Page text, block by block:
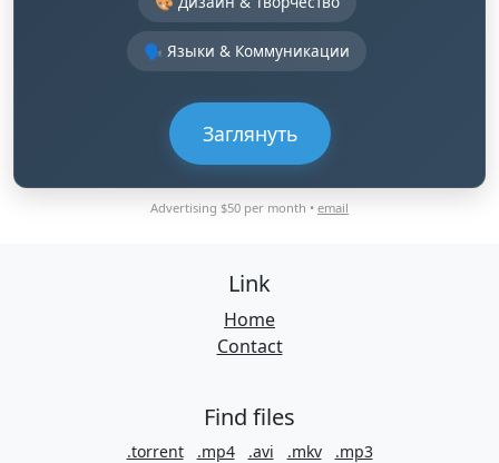
🗣️ Языки & Коммуникации
Заглянуть
Advertising $50 per month • email
Link
Home
Contact
Find files
.torrent .mp4 .avi .mkv
.mp3